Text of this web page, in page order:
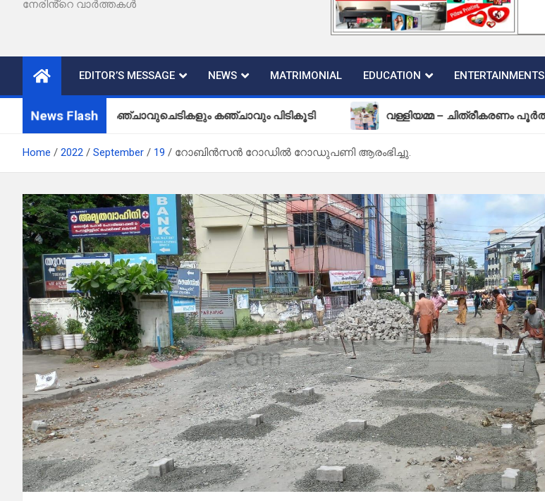
നേരിൻ്റെ വാർത്തകൾ
EDITOR’S MESSAGE NEWS MATRIMONIAL EDUCATION ENTERTAINMENTS
News Flash
കഞ്ചാവുചെടികളും കഞ്ചാവും പിടികൂടി വള്ളിയമ്മ – ചിത്രീകരണം പൂർത്തിയായി
Home 2022 September 19 റോബിൻസൻ റോഡിൽ റോഡുപണി ആരംഭിച്ചു.